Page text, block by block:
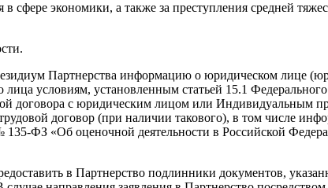
сфере экономики, а также за преступления средней
Партнерства информацию о юридическом лице
условиям, установленным статьей 15.1
договора с юридическим лицом или Индивидуальным
договор (при наличии такового), в том числе
135-ФЗ «Об оценочной деятельности в Российской
в Партнерство подлинники документов,